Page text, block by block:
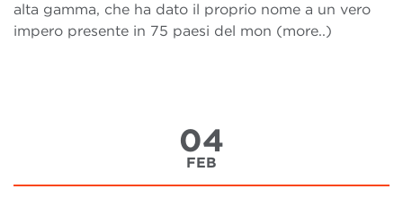
alta gamma, che ha dato il proprio nome a un vero
impero presente in 75 paesi del mon (more..)
04
FEB